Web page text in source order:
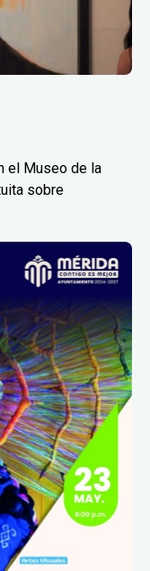
el Museo de la
sobre